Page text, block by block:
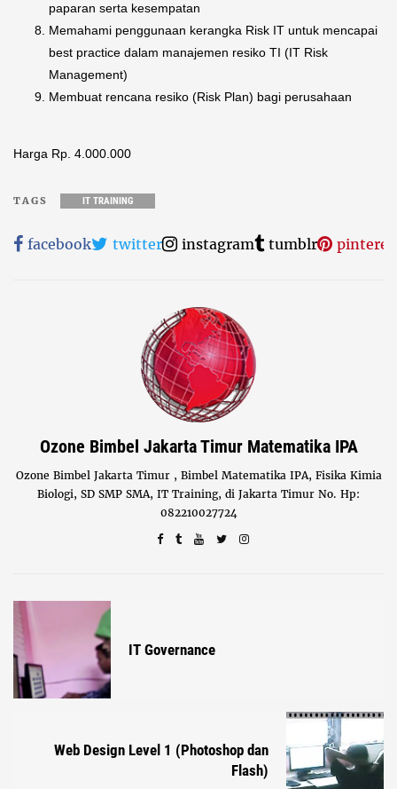
paparan serta kesempatan
Memahami penggunaan kerangka Risk IT untuk mencapai
best practice dalam manajemen resiko TI (IT Risk
Management)
Membuat rencana resiko (Risk Plan) bagi perusahaan
Harga Rp. 4.000.000
TAGS IT TRAINING
facebook twitter instagram tumblr
Ozone Bimbel Jakarta Timur Matematika IPA
Ozone Bimbel Jakarta Timur , Bimbel Matematika IPA, Fisika Kimia
Biologi, SD SMP SMA, IT Training, di Jakarta Timur No. Hp:
082210027724
IT Governance
Web Design Level 1 (Photoshop dan
Flash)